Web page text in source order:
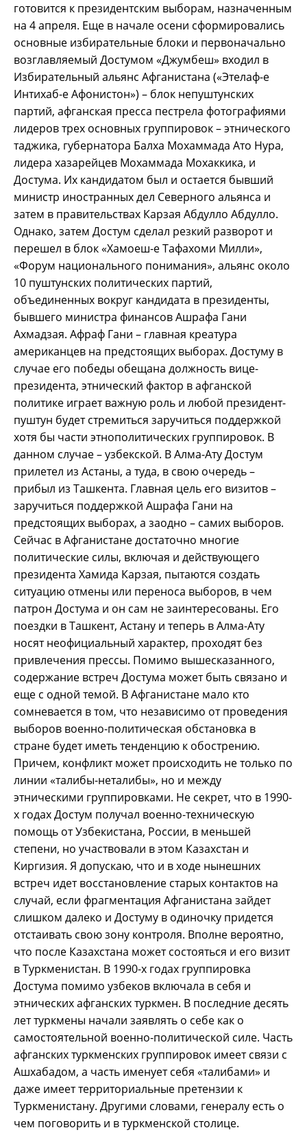
готовится к президентским выборам, назначенным
на 4 апреля. Еще в начале осени сформировались
основные избирательные блоки и первоначально
возглавляемый Достумом «Джумбеш» входил в
Избирательный альянс Афганистана («Этелаф-е
Интихаб-е Афонистон») – блок непуштунских
партий, афганская пресса пестрела фотографиями
лидеров трех основных группировок – этнического
таджика, губернатора Балха Мохаммада Ато Нура,
лидера хазарейцев Мохаммада Мохаккика, и
Достума. Их кандидатом был и остается бывший
министр иностранных дел Северного альянса и
затем в правительствах Карзая Абдулло Абдулло.
Однако, затем Достум сделал резкий разворот и
перешел в блок «Хамоеш-е Тафахоми Милли»,
«Форум национального понимания», альянс около
10 пуштунских политических партий,
объединенных вокруг кандидата в президенты,
бывшего министра финансов Ашрафа Гани
Ахмадзая. Афраф Гани – главная креатура
американцев на предстоящих выборах. Достуму в
случае его победы обещана должность вице-
президента, этнический фактор в афганской
политике играет важную роль и любой президент-
пуштун будет стремиться заручиться поддержкой
хотя бы части этнополитических группировок. В
данном случае – узбекской. В Алма-Ату Достум
прилетел из Астаны, а туда, в свою очередь –
прибыл из Ташкента. Главная цель его визитов –
заручиться поддержкой Ашрафа Гани на
предстоящих выборах, а заодно – самих выборов.
Сейчас в Афганистане достаточно многие
политические силы, включая и действующего
президента Хамида Карзая, пытаются создать
ситуацию отмены или переноса выборов, в чем
патрон Достума и он сам не заинтересованы. Его
поездки в Ташкент, Астану и теперь в Алма-Ату
носят неофициальный характер, проходят без
привлечения прессы. Помимо вышесказанного,
содержание встреч Достума может быть связано и
еще с одной темой. В Афганистане мало кто
сомневается в том, что независимо от проведения
выборов военно-политическая обстановка в
стране будет иметь тенденцию к обострению.
Причем, конфликт может происходить не только по
линии «талибы-неталибы», но и между
этническими группировками. Не секрет, что в 1990-
х годах Достум получал военно-техническую
помощь от Узбекистана, России, в меньшей
степени, но участвовали в этом Казахстан и
Киргизия. Я допускаю, что и в ходе нынешних
встреч идет восстановление старых контактов на
случай, если фрагментация Афганистана зайдет
слишком далеко и Достуму в одиночку придется
отстаивать свою зону контроля. Вполне вероятно,
что после Казахстана может состояться и его визит
в Туркменистан. В 1990-х годах группировка
Достума помимо узбеков включала в себя и
этнических афганских туркмен. В последние десять
лет туркмены начали заявлять о себе как о
самостоятельной военно-политической силе. Часть
афганских туркменских группировок имеет связи с
Ашхабадом, а часть именует себя «талибами» и
даже имеет территориальные претензии к
Туркменистану. Другими словами, генералу есть о
чем поговорить и в туркменской столице.